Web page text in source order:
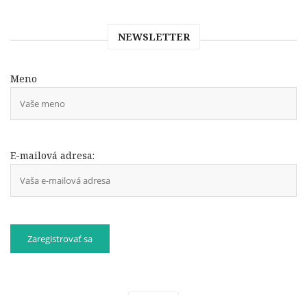
NEWSLETTER
Meno
E-mailová adresa: